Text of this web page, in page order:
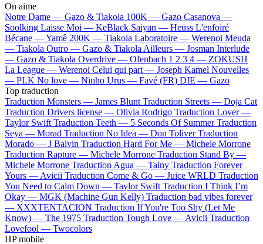
On aime
Notre Dame — Gazo & Tiakola 100K — Gazo Casanova —
Soolking Laisse Moi — KeBlack Saiyan — Heuss L'enfoiré
Bécane —Yamê 200K — Tiakola Laboratoire — Werenoi Meuda
— Tiakola Outro — Gazo & Tiakola Ailleurs — Josman Interlude
— Gazo & Tiakola Overdrive — Ofenbach 1 2 3 4 — ZOKUSH
La League — Werenoi Celui qui part — Joseph Kamel Nouvelles
— PLK No love — Ninho Urus — Favé (FR) DIE — Gazo
Top traduction
Traduction Monsters — James Blunt Traduction Streets — Doja Cat
Traduction Drivers license — Olivia Rodrigo Traduction Lover —
Taylor Swift Traduction Teeth — 5 Seconds Of Summer Traduction
Seya — Morad Traduction No Idea — Don Toliver Traduction
Morado — J Balvin Traduction Hard For Me — Michele Morrone
Traduction Rapture — Michele Morrone Traduction Stand By —
Michele Morrone Traduction Agua — Tainy Traduction Forever
Yours — Avicii Traduction Come & Go — Juice WRLD Traduction
You Need to Calm Down — Taylor Swift Traduction I Think I’m
Okay — MGK (Machine Gun Kelly) Traduction bad vibes forever
— XXXTENTACION Traduction If You're Too Shy (Let Me
Know) — The 1975 Traduction Tough Love — Avicii Traduction
Lovefool — Twocolors
HP mobile